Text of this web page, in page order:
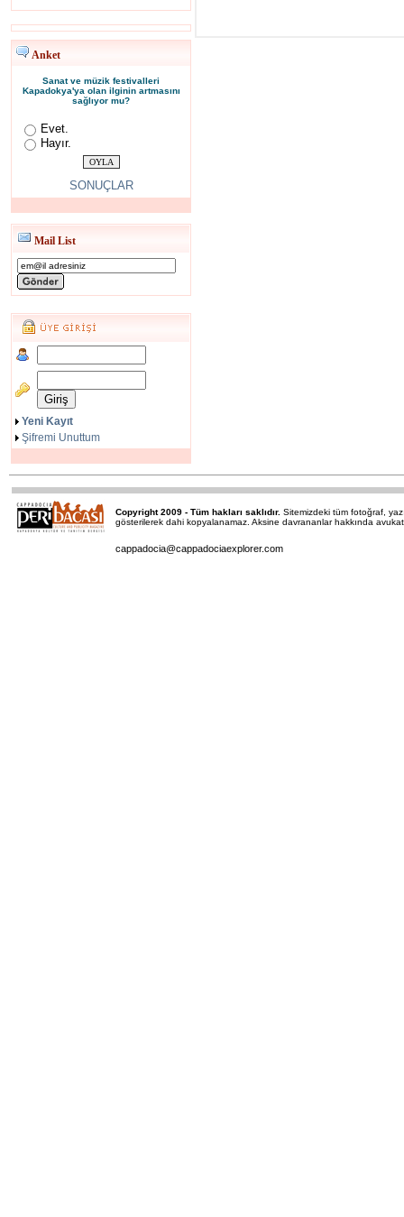
Anket
Sanat ve müzik festivalleri
Kapadokya'ya olan ilginin artmasını
sağlıyor mu?
Evet.
Hayır.
SONUÇLAR
Mail List
Yeni Kayıt
Şifremi Unuttum
Copyright 2009 - Tüm hakları saklıdır. Sitemizdeki tüm fotoğraf,
gösterilerek dahi kopyalanamaz. Aksine davrananlar hakkında
cappadocia@cappadociaexplorer.com